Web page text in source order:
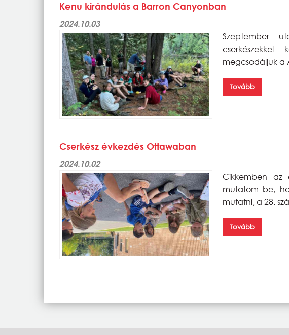
Kenu kirándulás a Barron Canyonban
2024.10.03
Szeptember
cserkészekkel
megcsodáljuk
Tovább
Cserkész évkezdés Ottawaban
2024.10.02
Cikkemben az
mutatom be,
mutatni, a 28.
Tovább